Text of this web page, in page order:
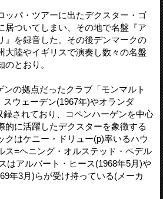
ッパ・ツアーに出たデクスター・ゴ
居ついてしまい、その地で名盤『ア
』を録音した。その後デンマークの
大陸やイギリスで演奏し数々の名盤
とおり。
の拠点だったクラブ「モンマルト
スウェーデン(1967年)やオランダ
録されており、コペンハーゲンを中心
的に活躍したデクスターを象徴する
クはケニー・ドリュー(p)率いるハウ
ス=ヘニング・オルステッド・ペデル
はアルバート・ヒース(1968年5月)や
年3月)らが受け持っている(メーカ